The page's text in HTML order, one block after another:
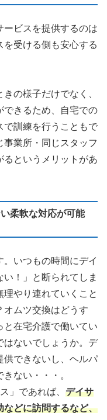
ビスを提供するのは
を受ける側も安心する
の様子だけでなく、
できるため、自宅での
で訓練を行うこともで
事業所・同じスタッフ
るというメリットがあ
柔軟な対応が可能
いつもの時間にデイ
！」と断られてしま
やり連れていくこと
オムツ交換はどうす
と在宅介護で働いてい
はないでしょうか。デ
供できないし、ヘルパ
ない・・・。
」であれば、 デイサ
などに訪問するなど、